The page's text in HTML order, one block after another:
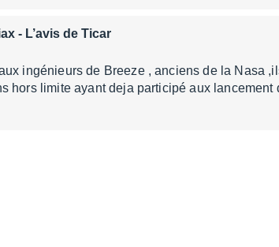
- L’avis de Ticar
ingénieurs de Breeze , anciens de la Nasa
hors limite ayant deja participé aux